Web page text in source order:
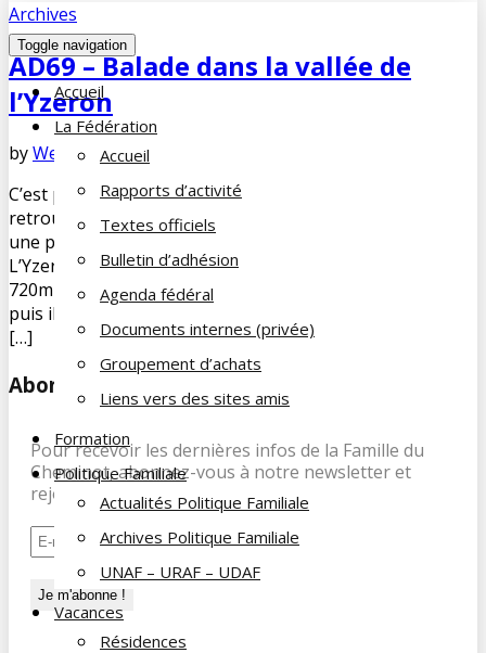
Toggle navigation
Accueil
La Fédération
Accueil
Rapports d’activité
Textes officiels
Bulletin d’adhésion
Agenda fédéral
Documents internes (privée)
Groupement d’achats
Liens vers des sites amis
Formation
Politique Familiale
Actualités Politique Familiale
Archives Politique Familiale
UNAF – URAF – UDAF
Vacances
Résidences
Archives
AD69 – Balade dans la vallée de
l’Yzeron
byWebmestreFdC
C’est par un temps maussade que 12 personnes se sont
retrouvées à Francheville le Haut le 23 Avril 2016 pour
une petite randonnée pédestre dans la vallée de l’Yzeron.
L’Yzeron est un cours d’eau qui prend sa source vers
720m d’altitude. Son parcours est d’abord torrentueux
puis il s’assagit vers Craponne et Francheville. Il rejoint
[…]
Abonnez-vous à notre newsletter
Pour recevoir les dernières infos de la Famille du
Cheminot, abonnez-vous à notre newsletter et
rejoignez nos 197 abonnés.